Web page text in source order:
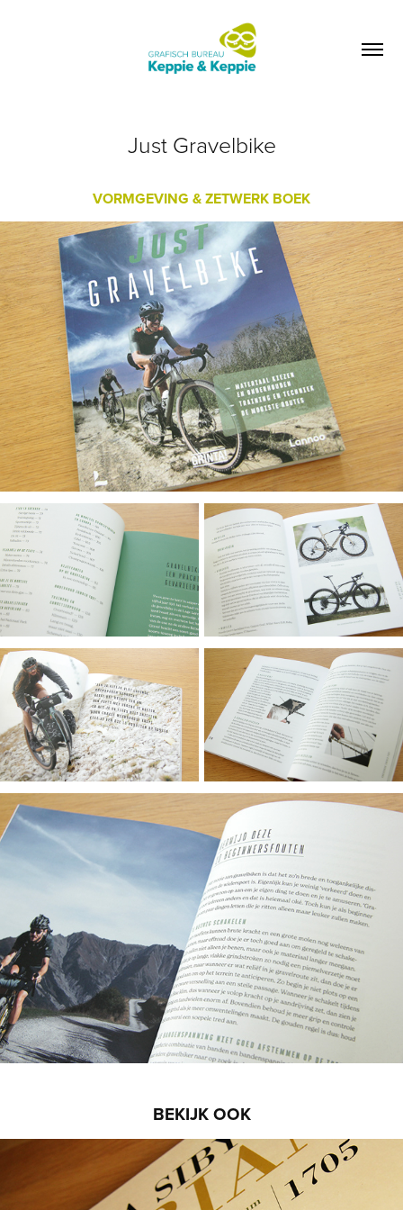
Just Gravelbike
VORMGEVING & ZETWERK BOEK
BEKIJK OOK
Maria Sibylla Merian